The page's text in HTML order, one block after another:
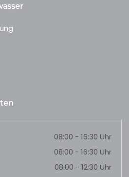
08:00 - 16:30 Uhr
08:00 - 16:30 Uhr
08:00 - 12:30 Uhr